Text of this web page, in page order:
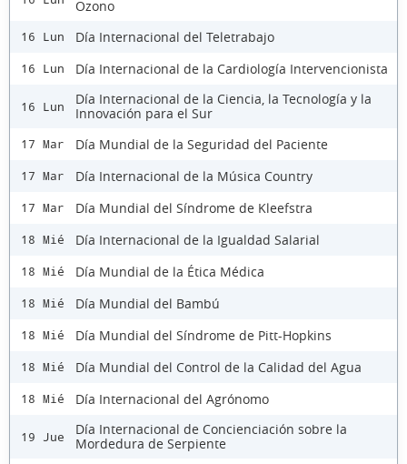
Ozono
16 Lun Día Internacional del Teletrabajo
16 Lun Día Internacional de la Cardiología Intervencionista
16 Lun
Día Internacional de la Ciencia, la Tecnología y la
Innovación para el Sur
17 Mar Día Mundial de la Seguridad del Paciente
17 Mar Día Internacional de la Música Country
17 Mar Día Mundial del Síndrome de Kleefstra
18 Mié Día Internacional de la Igualdad Salarial
18 Mié Día Mundial de la Ética Médica
18 Mié Día Mundial del Bambú
18 Mié Día Mundial del Síndrome de Pitt-Hopkins
18 Mié Día Mundial del Control de la Calidad del Agua
18 Mié Día Internacional del Agrónomo
19 Jue
Día Internacional de Concienciación sobre la
Mordedura de Serpiente